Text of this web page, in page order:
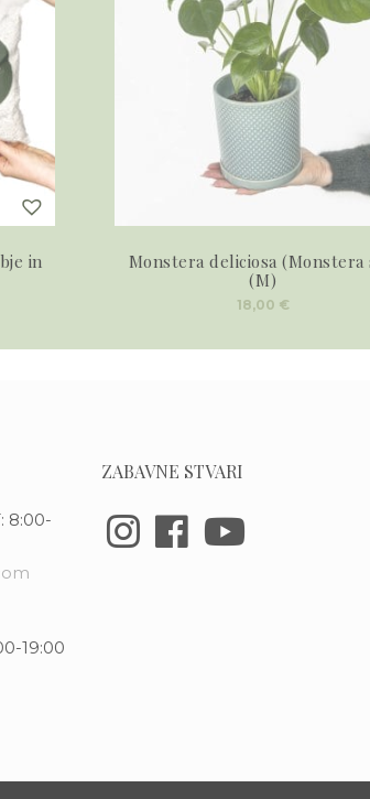
in
Monstera deliciosa (Monstera
(M)
18,00 €
8:00-
19:00
ZABAVNE STVARI